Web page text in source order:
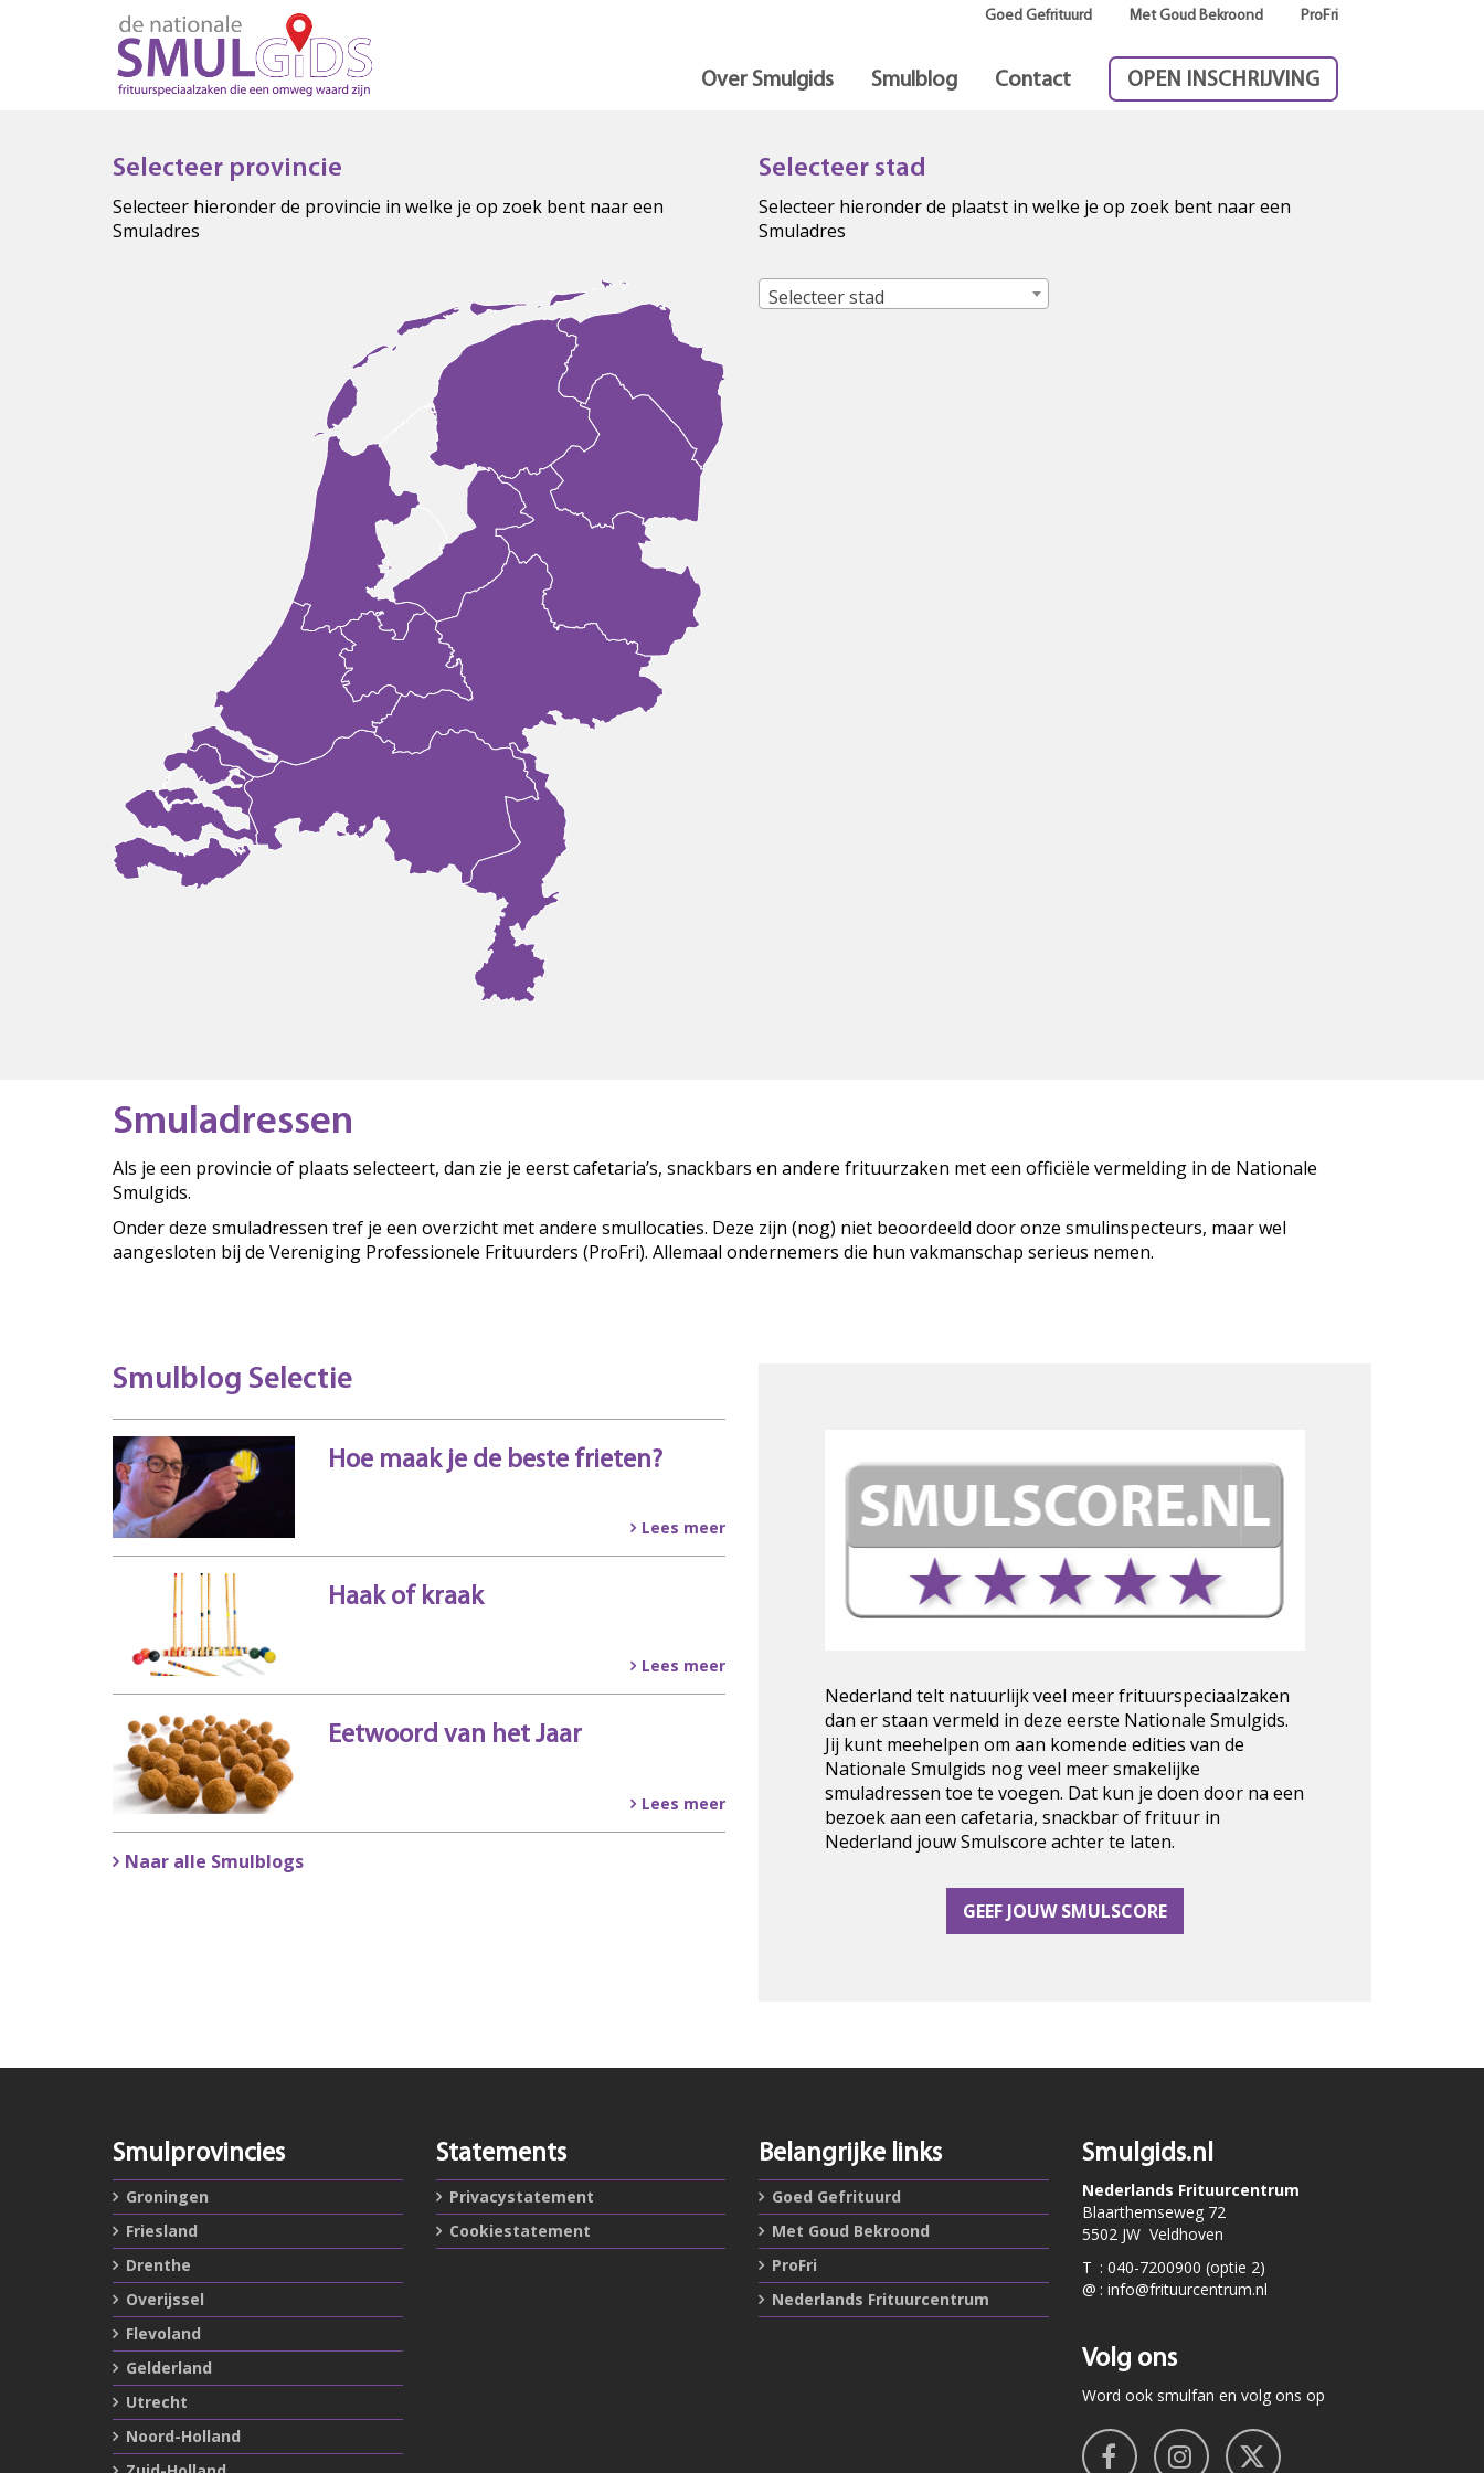
Goed Gefrituurd Met Goud Bekroond ProFri
Over Smulgids Smulblog Contact OPEN INSCHRIJVING
Selecteer provincie
Selecteer hieronder de provincie in welke je op zoek bent naar een
Smuladres
Selecteer stad
Selecteer hieronder de plaatst in welke je op zoek bent naar een
Smuladres
Selecteer stad
Smuladressen
Als je een provincie of plaats selecteert, dan zie je eerst cafetaria’s, snackbars en andere frituurzaken met een officiële vermelding in de Nationale
Smulgids.
Onder deze smuladressen tref je een overzicht met andere smullocaties. Deze zijn (nog) niet beoordeeld door onze smulinspecteurs, maar wel
aangesloten bij de Vereniging Professionele Frituurders (ProFri). Allemaal ondernemers die hun vakmanschap serieus nemen.
Smulblog Selectie
Hoe maak je de beste frieten?
Lees meer
Haak of kraak
Lees meer
Eetwoord van het Jaar
Lees meer
Naar alle Smulblogs
Nederland telt natuurlijk veel meer frituurspeciaalzaken
dan er staan vermeld in deze eerste Nationale Smulgids.
Jij kunt meehelpen om aan komende edities van de
Nationale Smulgids nog veel meer smakelijke
smuladressen toe te voegen. Dat kun je doen door na een
bezoek aan een cafetaria, snackbar of frituur in
Nederland jouw Smulscore achter te laten.
GEEF JOUW SMULSCORE
Smulprovincies
Groningen
Friesland
Drenthe
Overijssel
Flevoland
Gelderland
Utrecht
Noord-Holland
Statements
Privacystatement
Cookiestatement
Belangrijke links
Goed Gefrituurd
Met Goud Bekroond
ProFri
Nederlands Frituurcentrum
Smulgids.nl
Nederlands Frituurcentrum
Blaarthemseweg 72
5502 JW Veldhoven
T : 040-7200900 (optie 2)
@ : info@frituurcentrum.nl
Volg ons
Word ook smulfan en volg ons op